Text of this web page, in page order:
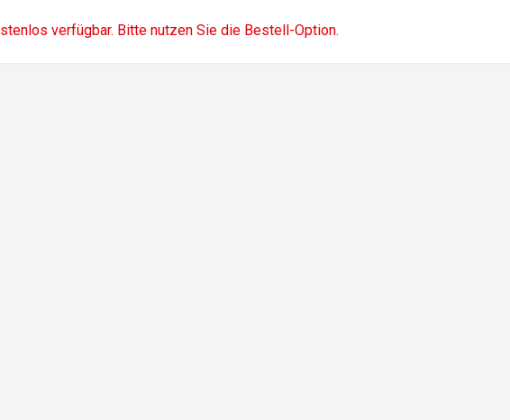
verfügbar. Bitte nutzen Sie die Bestell-Option.